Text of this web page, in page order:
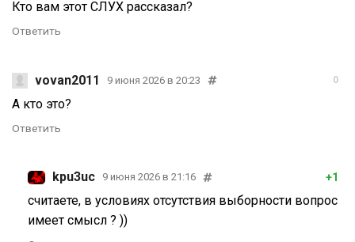
Кто вам этот СЛУХ рассказал?
Ответить
vovan2011 9 июня 2026 в 20:23 0
А кто это?
Ответить
kpu3uc 9 июня 2026 в 21:16 +1
считаете, в условиях отсутствия выборности вопрос
имеет смысл ? ))